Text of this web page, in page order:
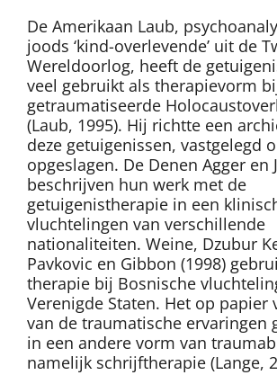
De Amerikaan Laub,
joods ‘kind-overlevende’ uit de
Wereldoorlog, heeft de
veel gebruikt als therapievorm
getraumatiseerde
(Laub, 1995). Hij richtte een
deze getuigenissen, vastgelegd
opgeslagen. De Denen Agger en
beschrijven hun werk met de
getuigenistherapie in een
vluchtelingen van verschillende
nationaliteiten. Weine, Dzubur
Pavkovic en Gibbon (1998)
therapie bij Bosnische
Verenigde Staten. Het op papier
van de traumatische ervaringen
in een andere vorm van
namelijk schrijftherapie (Lange,